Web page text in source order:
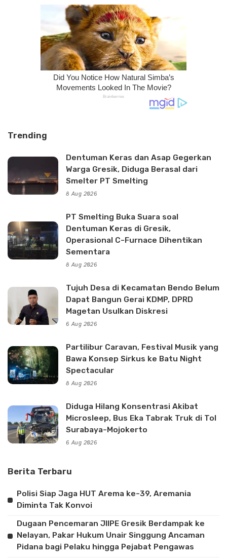
Trending
Dentuman Keras dan Asap Gegerkan
Warga Gresik, Diduga Berasal dari
Smelter PT Smelting
8 Aug 2026
PT Smelting Buka Suara soal
Dentuman Keras di Gresik,
Operasional C-Furnace Dihentikan
Sementara
8 Aug 2026
Tujuh Desa di Kecamatan Bendo Belum
Dapat Bangun Gerai KDMP, DPRD
Magetan Usulkan Diskresi
6 Aug 2026
Partilibur Caravan, Festival Musik yang
Bawa Konsep Sirkus ke Batu Night
Spectacular
8 Aug 2026
Diduga Hilang Konsentrasi Akibat
Microsleep, Bus Eka Tabrak Truk di Tol
Surabaya-Mojokerto
6 Aug 2026
Berita Terbaru
Polisi Siap Jaga HUT Arema ke-39, Aremania
Diminta Tak Konvoi
Dugaan Pencemaran JIIPE Gresik Berdampak ke
Nelayan, Pakar Hukum Unair Singgung Ancaman
Pidana bagi Pelaku hingga Pejabat Pengawas